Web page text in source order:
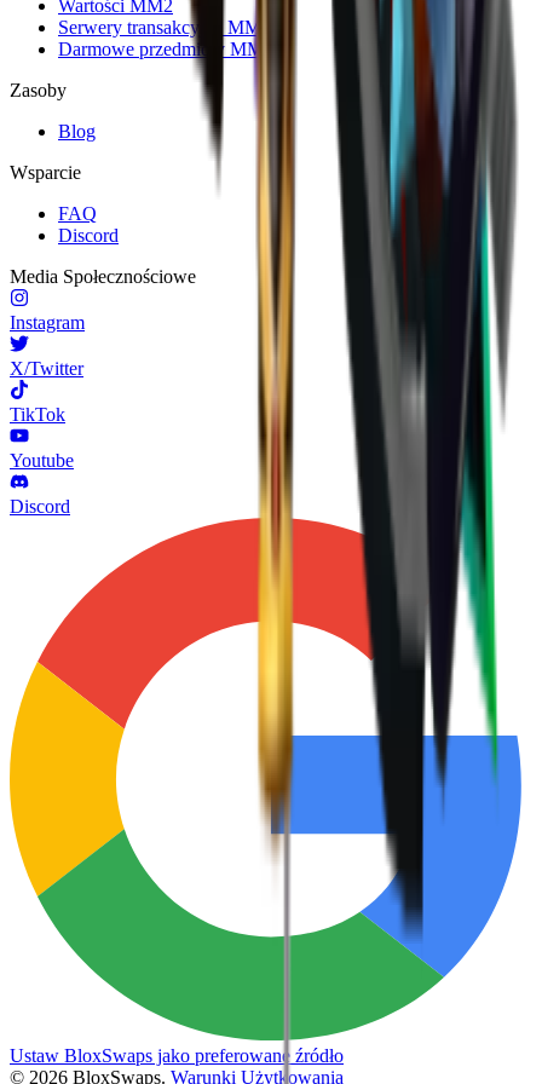
Wartości MM2
Serwery transakcyjne MM2
Darmowe przedmioty MM2
Zasoby
Blog
Wsparcie
FAQ
Discord
Media Społecznościowe
Instagram
X/Twitter
TikTok
Youtube
Discord
Ustaw BloxSwaps jako preferowane źródło
© 2026 BloxSwaps. Warunki Użytkowania